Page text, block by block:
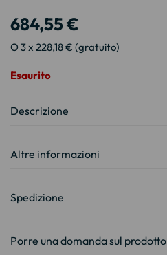
684,55 €
O 3 x 228,18 € (gratuito)
Esaurito
Descrizione
Altre informazioni
Spedizione
Porre una domanda sul prodotto